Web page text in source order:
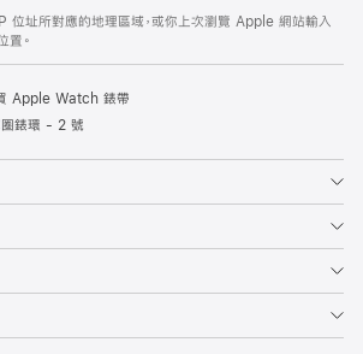
位址所對應的地理區域，或你上次瀏覽 Apple 網站輸入
置。
Apple Watch 錶帶
錶環 - 2 號